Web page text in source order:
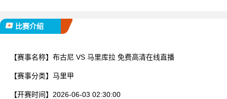
比赛介绍
【赛事名称】 布古尼 VS 马里库拉 免费高清在线直播
【赛事分类】 马里甲
【开赛时间】 2026-06-03 02:30:00